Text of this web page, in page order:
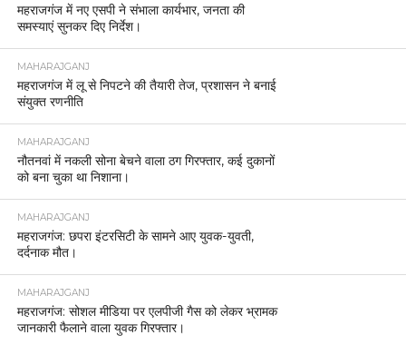
महराजगंज में नए एसपी ने संभाला कार्यभार, जनता की
समस्याएं सुनकर दिए निर्देश।
MAHARAJGANJ
महराजगंज में लू से निपटने की तैयारी तेज, प्रशासन ने बनाई
संयुक्त रणनीति
MAHARAJGANJ
नौतनवां में नकली सोना बेचने वाला ठग गिरफ्तार, कई दुकानों
को बना चुका था निशाना।
MAHARAJGANJ
महराजगंज: छपरा इंटरसिटी के सामने आए युवक-युवती,
दर्दनाक मौत।
MAHARAJGANJ
महराजगंज: सोशल मीडिया पर एलपीजी गैस को लेकर भ्रामक
जानकारी फैलाने वाला युवक गिरफ्तार।